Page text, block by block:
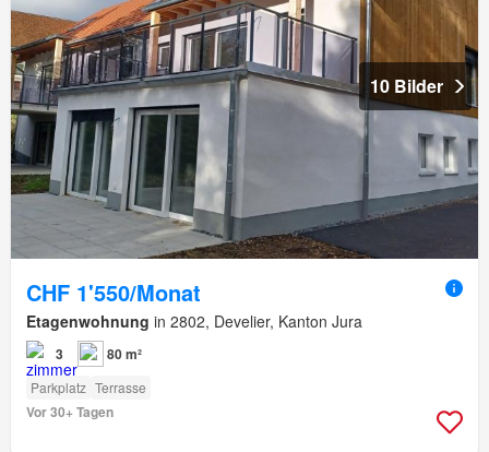
10 Bilder
CHF 1'550/Monat
Etagenwohnung in 2802, Develier, Kanton Jura
3 80 m²
Parkplatz Terrasse
Vor 30+ Tagen